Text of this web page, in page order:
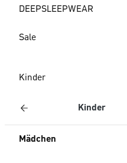
DEEPSLEEPWEAR
Sale
Kinder
Kinder
Mädchen